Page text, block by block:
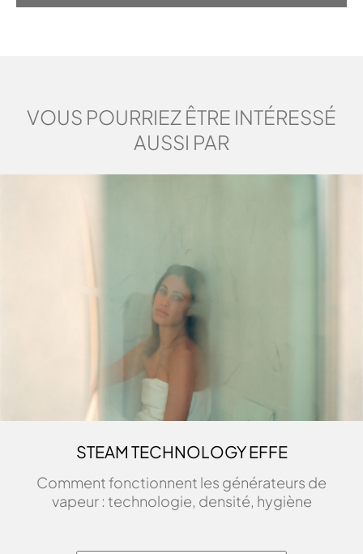
VOUS POURRIEZ ÊTRE INTÉRESSÉ
AUSSI PAR
STEAM TECHNOLOGY EFFE
Comment fonctionnent les générateurs de
vapeur : technologie, densité, hygiène